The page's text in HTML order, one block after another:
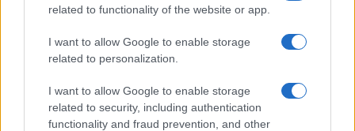
related to functionality of the website or app.
I want to allow Google to enable storage
related to personalization.
I want to allow Google to enable storage
related to security, including authentication
functionality and fraud prevention, and other
Non ci stiamo a girarci dall’altra parte, a far finta
soffocamento, l’oppressione, l’ingiustizia e la
violenza” che la Costituzione avrebbe dovuto